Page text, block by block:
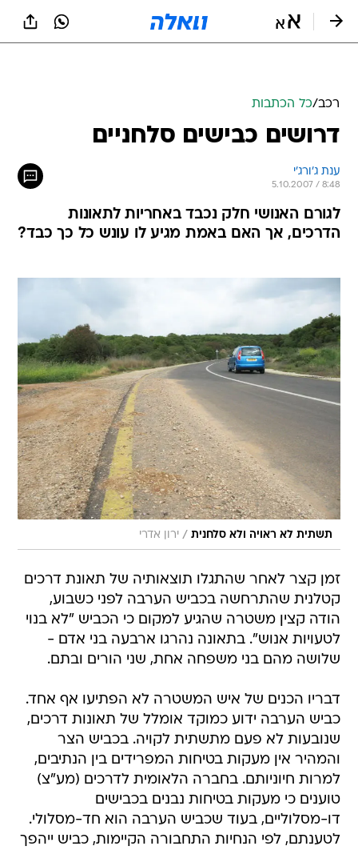
רכב/כל הכתבות
דרושים כבישים סלחניים
ענת ג'ורג'י
5.10.2007 / 8:48
לגורם האנושי חלק נכבד באחריות לתאונות
הדרכים, אך האם באמת מגיע לו עונש כל כך כבד?
תשתית לא ראויה ולא סלחנית / ירון אדרי
זמן קצר לאחר שהתגלו תוצאותיה של תאונת דרכים
קטלנית שהתרחשה בכביש הערבה לפני כשבוע,
הודה קצין משטרה שהגיע למקום כי הכביש "לא בנוי
לטעויות אנוש". בתאונה נהרגו ארבעה בני אדם -
שלושה מהם בני משפחה אחת, שני הורים ובתם.
דבריו הכנים של איש המשטרה לא הפתיעו אף אחד.
כביש הערבה ידוע כמוקד אומלל של תאונות דרכים,
שנובעות לא פעם מתשתית לקויה. בכביש הצר
והמהיר אין מעקות בטיחות המפרידים בין הנתיבים,
למרות חיוניותם. בחברה הלאומית לדרכים (מע"צ)
טוענים כי מעקות בטיחות נבנים בכבישים
דו-מסלוליים, בעוד שכביש הערבה הוא חד-מסלולי.
לטענתם, לפי הנחיות התחבורה הקיימות, כביש ייהפך